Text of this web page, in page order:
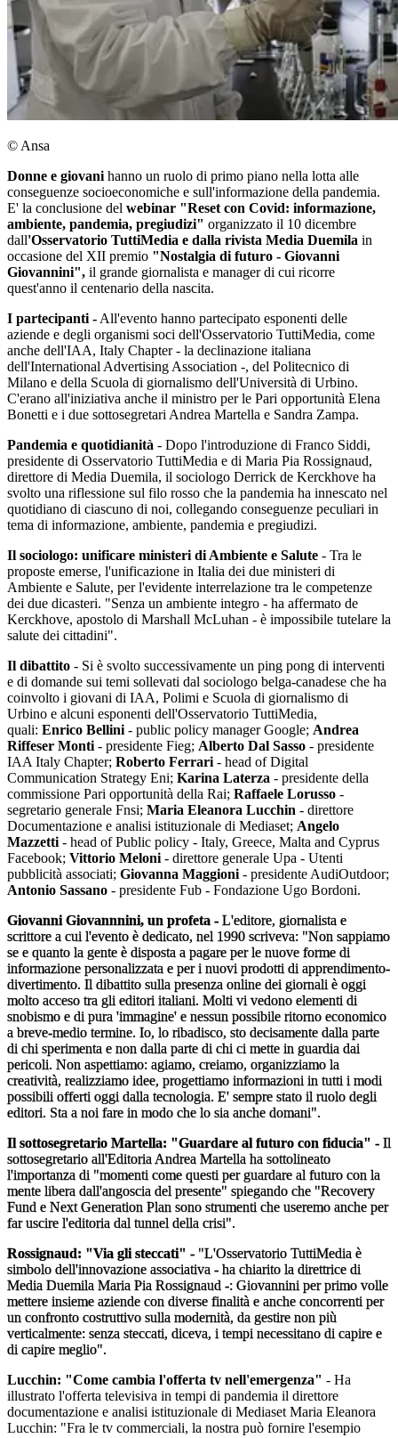
© Ansa
Donne e giovani hanno un ruolo di primo piano nella lotta alle
conseguenze socioeconomiche e sull'informazione della pandemia.
E' la conclusione del webinar "Reset con Covid: informazione,
ambiente, pandemia, pregiudizi" organizzato il 10 dicembre
dall'Osservatorio TuttiMedia e dalla rivista Media Duemila in
occasione del XII premio "Nostalgia di futuro - Giovanni
Giovannini", il grande giornalista e manager di cui ricorre
quest'anno il centenario della nascita.
I partecipanti - All'evento hanno partecipato esponenti delle
aziende e degli organismi soci dell'Osservatorio TuttiMedia, come
anche dell'IAA, Italy Chapter - la declinazione italiana
dell'International Advertising Association -, del Politecnico di
Milano e della Scuola di giornalismo dell'Università di Urbino.
C'erano all'iniziativa anche il ministro per le Pari opportunità Elena
Bonetti e i due sottosegretari Andrea Martella e Sandra Zampa.
Pandemia e quotidianità - Dopo l'introduzione di Franco Siddi,
presidente di Osservatorio TuttiMedia e di Maria Pia Rossignaud,
direttore di Media Duemila, il sociologo Derrick de Kerckhove ha
svolto una riflessione sul filo rosso che la pandemia ha innescato nel
quotidiano di ciascuno di noi, collegando conseguenze peculiari in
tema di informazione, ambiente, pandemia e pregiudizi.
Il sociologo: unificare ministeri di Ambiente e Salute - Tra le
proposte emerse, l'unificazione in Italia dei due ministeri di
Ambiente e Salute, per l'evidente interrelazione tra le competenze
dei due dicasteri. "Senza un ambiente integro - ha affermato de
Kerckhove, apostolo di Marshall McLuhan - è impossibile tutelare la
salute dei cittadini".
Il dibattito - Si è svolto successivamente un ping pong di interventi
e di domande sui temi sollevati dal sociologo belga-canadese che ha
coinvolto i giovani di IAA, Polimi e Scuola di giornalismo di
Urbino e alcuni esponenti dell'Osservatorio TuttiMedia,
quali: Enrico Bellini - public policy manager Google; Andrea
Riffeser Monti - presidente Fieg; Alberto Dal Sasso - presidente
IAA Italy Chapter; Roberto Ferrari - head of Digital
Communication Strategy Eni; Karina Laterza - presidente della
commissione Pari opportunità della Rai; Raffaele Lorusso -
segretario generale Fnsi; Maria Eleanora Lucchin - direttore
Documentazione e analisi istituzionale di Mediaset; Angelo
Mazzetti - head of Public policy - Italy, Greece, Malta and Cyprus
Facebook; Vittorio Meloni - direttore generale Upa - Utenti
pubblicità associati; Giovanna Maggioni - presidente AudiOutdoor;
Antonio Sassano - presidente Fub - Fondazione Ugo Bordoni.
Giovanni Giovannnini, un profeta - L'editore, giornalista e
scrittore a cui l'evento è dedicato, nel 1990 scriveva: "Non sappiamo
se e quanto la gente è disposta a pagare per le nuove forme di
informazione personalizzata e per i nuovi prodotti di apprendimento-
divertimento. Il dibattito sulla presenza online dei giornali è oggi
molto acceso tra gli editori italiani. Molti vi vedono elementi di
snobismo e di pura 'immagine' e nessun possibile ritorno economico
a breve-medio termine. Io, lo ribadisco, sto decisamente dalla parte
di chi sperimenta e non dalla parte di chi ci mette in guardia dai
pericoli. Non aspettiamo: agiamo, creiamo, organizziamo la
creatività, realizziamo idee, progettiamo informazioni in tutti i modi
possibili offerti oggi dalla tecnologia. E' sempre stato il ruolo degli
editori. Sta a noi fare in modo che lo sia anche domani".
Il sottosegretario Martella: "Guardare al futuro con fiducia" - Il
sottosegretario all'Editoria Andrea Martella ha sottolineato
l'importanza di "momenti come questi per guardare al futuro con la
mente libera dall'angoscia del presente" spiegando che "Recovery
Fund e Next Generation Plan sono strumenti che useremo anche per
far uscire l'editoria dal tunnel della crisi".
Rossignaud: "Via gli steccati" - "L'Osservatorio TuttiMedia è
simbolo dell'innovazione associativa - ha chiarito la direttrice di
Media Duemila Maria Pia Rossignaud -: Giovannini per primo volle
mettere insieme aziende con diverse finalità e anche concorrenti per
un confronto costruttivo sulla modernità, da gestire non più
verticalmente: senza steccati, diceva, i tempi necessitano di capire e
di capire meglio".
Lucchin: "Come cambia l'offerta tv nell'emergenza" - Ha
illustrato l'offerta televisiva in tempi di pandemia il direttore
documentazione e analisi istituzionale di Mediaset Maria Eleanora
Lucchin: "Fra le tv commerciali, la nostra può fornire l'esempio